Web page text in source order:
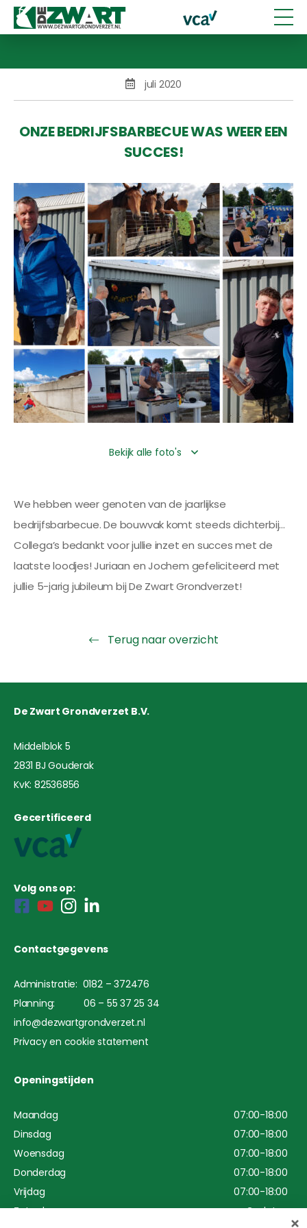
juli 2020
ONZE BEDRIJFSBARBECUE WAS WEER EEN
SUCCES!
Bekijk alle foto's
We hebben weer genoten van de jaarlijkse
bedrijfsbarbecue. De bouwvak komt steeds dichterbij…
Collega’s bedankt voor jullie inzet en succes met de
laatste loodjes! Juriaan en Jochem gefeliciteerd met
jullie 5-jarig jubileum bij De Zwart Grondverzet!
Terug naar overzicht
De Zwart Grondverzet B.V.
Middelblok 5
2831 BJ Gouderak
KvK: 82536856
Gecertificeerd
Volg ons op:
Contactgegevens
Administratie: 0182 – 372476
Planning: 06 – 55 37 25 34
info@dezwartgrondverzet.nl
Privacy en cookie statement
Openingstijden
Maandag
07:00-18:00
Dinsdag
07:00-18:00
Woensdag
07:00-18:00
Donderdag
07:00-18:00
Vrijdag
07:00-18:00
Zaterdag
Gesloten